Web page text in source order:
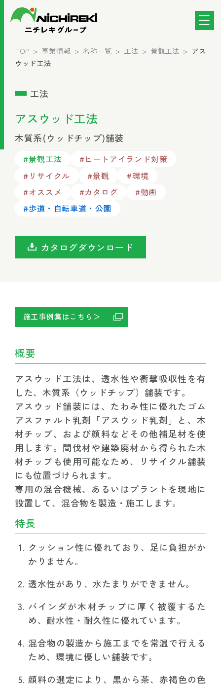
TOP 事業情報 名称一覧 工法 景観工法
アス
ウッド工法
工法
アスウッド工法
木質系(ウッドチップ)舗装
#景観工法
#ヒートアイランド対策
#リサイクル
#景観
#環境
#オススメ
#カタログ
#動画
#歩道・自転車道・公園
カタログダウンロード
施工事例集はこちら＞
概要
アスウッド工法は、透水性や衝撃吸収性を有
した、木質系（ウッドチップ）舗装です。
アスウッド舗装には、たわみ性に優れたゴム
アスファルト乳剤「アスウッド乳剤」と、木
材チップ、および顔料などその他補足材を使
用します。間伐材や建築廃材から得られた木
材チップも使用可能なため、リサイクル舗装
にも位置づけられます。
専用の混合機械、あるいはプラントを現地に
設置して、混合物を製造・施工します。
特長
クッション性に優れており、足に負担がか
かりません。
透水性があり、水たまりができません。
バインダが木材チップに厚く被覆するた
め、耐水性・耐久性に優れています。
混合物の製造から施工までを常温で行える
ため、環境に優しい舗装です。
顔料の選定により、黒から茶、赤褐色の色